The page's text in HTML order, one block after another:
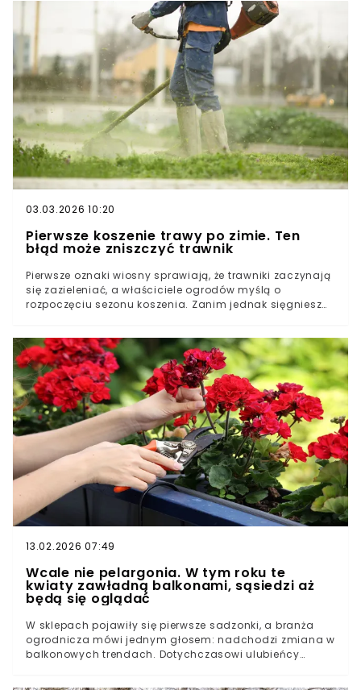
właśnie on jest kluczem do stworzenia idealnego,
naturalnego parawanu, który zapewni nam upragnioną
prywatność?Elegancja zamiast nudnych tui i
„betonozy”Wszyscy sąsiedzi będą dopytywać o ten
zapach - porównuje się go do drogich perfumJaką
odmianę wybrać, aby najlepiej pasowała do naszego
ogrodu?Jak poradzić sobie z rośliną, która rozrasta się
za szybko?
03.03.2026 10:20
Pierwsze koszenie trawy po zimie. Ten
błąd może zniszczyć trawnik
Pierwsze oznaki wiosny sprawiają, że trawniki zaczynają
się zazieleniać, a właściciele ogrodów myślą o
rozpoczęciu sezonu koszenia. Zanim jednak sięgniesz
popełnione na tym etapie mogą osłabić trawnik na
wiele miesięcy.Kiedy trawa jest gotowa na pierwsze
koszenie po zimieNajczęstsze błędy, które niszczą
murawę wczesną wiosnąJak prawidłowo przygotować
trawnik i kosiarkę
13.02.2026 07:49
Wcale nie pelargonia. W tym roku te
kwiaty zawładną balkonami, sąsiedzi aż
będą się oglądać
W sklepach pojawiły się pierwsze sadzonki, a branża
ogrodnicza mówi jednym głosem: nadchodzi zmiana w
balkonowych trendach. Dotychczasowi ulubieńcy